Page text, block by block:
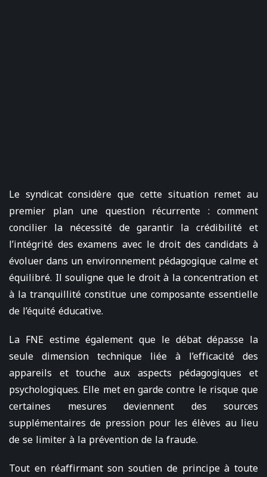
Le syndicat considère que cette situation remet au
premier plan une question récurrente : comment
concilier la nécessité de garantir la crédibilité et
l’intégrité des examens avec le droit des candidats à
évoluer dans un environnement pédagogique calme et
équilibré. Il souligne que le droit à la concentration et
à la tranquillité constitue une composante essentielle
de l’équité éducative.
La FNE estime également que le débat dépasse la
seule dimension technique liée à l’efficacité des
appareils et touche aux aspects pédagogiques et
psychologiques. Elle met en garde contre le risque que
certaines mesures deviennent des sources
supplémentaires de pression pour les élèves au lieu
de se limiter à la prévention de la fraude.
Tout en réaffirmant son soutien de principe à toute